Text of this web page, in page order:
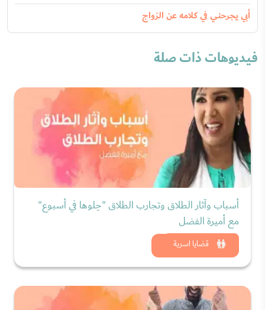
أبي يجرحني في كلامه عن الزواج
فيديوهات ذات صلة
قضايا اسرية
أسباب وآثار الطلاق وتجارب الطلاق "حِلوها في أسبوع"
مع أميرة الفضل
شاهد الان